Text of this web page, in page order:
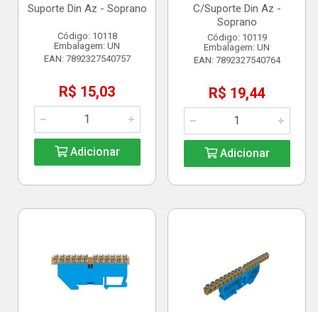
Suporte Din Az - Soprano
Código: 10118
Embalagem: UN
EAN: 7892327540757
R$ 15,03
Adicionar
C/Suporte Din Az -
Soprano
Código: 10119
Embalagem: UN
EAN: 7892327540764
R$ 19,44
Adicionar